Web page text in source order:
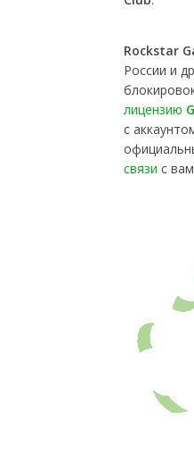
Rockstar
России и
лицензию
с
связи с